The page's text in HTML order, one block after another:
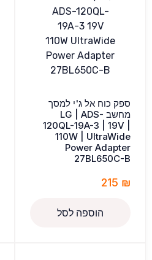
ספק כוח אל ג'י למסך
מחשב LG | ADS-
120QL-19A-3 | 19V |
110W | UltraWide
Power Adapter
27BL650C-B
215 ₪
הוספה לסל